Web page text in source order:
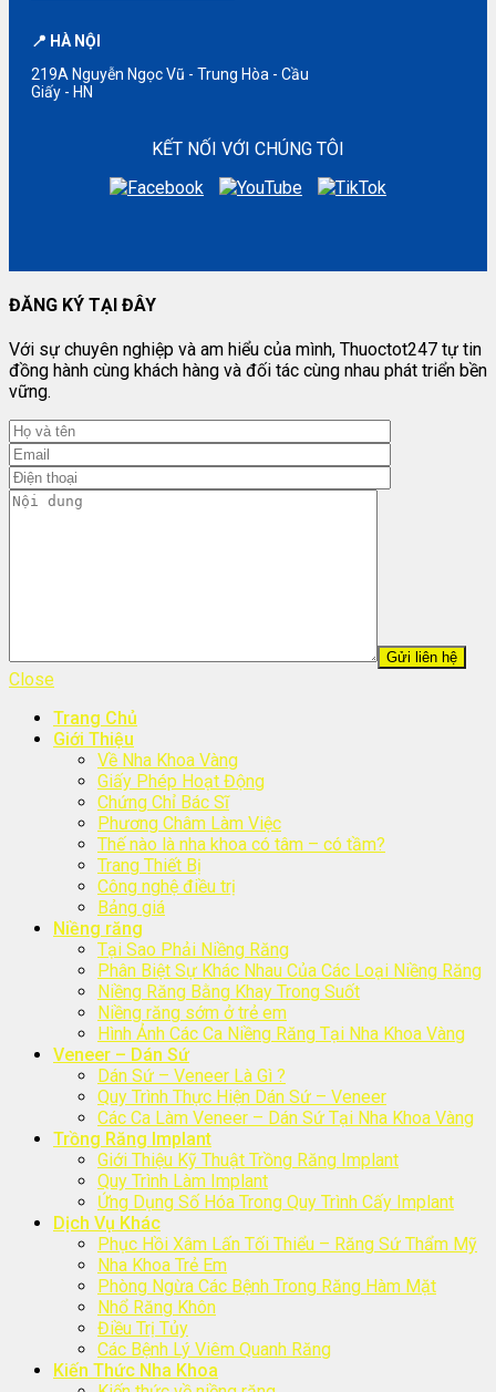
📍 HÀ NỘI
219A Nguyễn Ngọc Vũ - Trung Hòa - Cầu
Giấy - HN
KẾT NỐI VỚI CHÚNG TÔI
ĐĂNG KÝ TẠI ĐÂY
Với sự chuyên nghiệp và am hiểu của mình, Thuoctot247 tự tin
đồng hành cùng khách hàng và đối tác cùng nhau phát triển bền
vững.
Close
Trang Chủ
Giới Thiệu
Về Nha Khoa Vàng
Giấy Phép Hoạt Động
Chứng Chỉ Bác Sĩ
Phương Châm Làm Việc
Thế nào là nha khoa có tâm – có tầm?
Trang Thiết Bị
Công nghệ điều trị
Bảng giá
Niềng răng
Tại Sao Phải Niềng Răng
Phân Biệt Sự Khác Nhau Của Các Loại Niềng Răng
Niềng Răng Bằng Khay Trong Suốt
Niềng răng sớm ở trẻ em
Hình Ảnh Các Ca Niềng Răng Tại Nha Khoa Vàng
Veneer – Dán Sứ
Dán Sứ – Veneer Là Gì ?
Quy Trình Thực Hiện Dán Sứ – Veneer
Các Ca Làm Veneer – Dán Sứ Tại Nha Khoa Vàng
Trồng Răng Implant
Giới Thiệu Kỹ Thuật Trồng Răng Implant
Quy Trình Làm Implant
Ứng Dụng Số Hóa Trong Quy Trình Cấy Implant
Dịch Vụ Khác
Phục Hồi Xâm Lấn Tối Thiểu – Răng Sứ Thẩm Mỹ
Nha Khoa Trẻ Em
Phòng Ngừa Các Bệnh Trong Răng Hàm Mặt
Nhổ Răng Khôn
Điều Trị Tủy
Các Bệnh Lý Viêm Quanh Răng
Kiến Thức Nha Khoa